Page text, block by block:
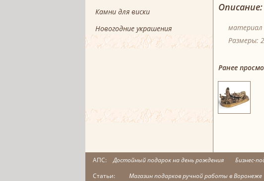
Камни для виски
Новогодние украшения
Описание:
материал
Размеры:
Ранее
АПС: Достойный подарок на день рождения Бизнес-
Статьи:
Магазин подарков ручной работы в Воронеже